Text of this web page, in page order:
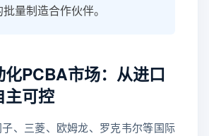
量制造合作伙伴。
化PCBA市场：从进口
主可控
、三菱、欧姆龙、罗克韦尔等国际